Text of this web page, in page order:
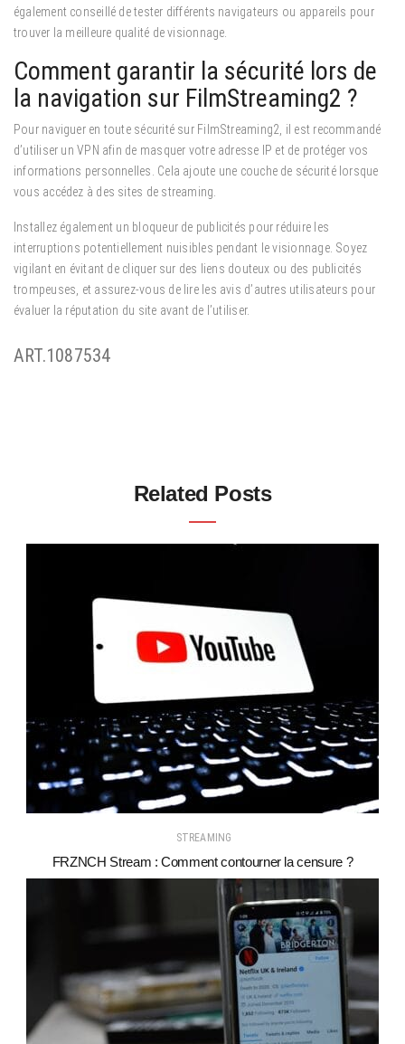
également conseillé de tester différents navigateurs ou appareils pour
trouver la meilleure qualité de visionnage.
Comment garantir la sécurité lors de
la navigation sur FilmStreaming2 ?
Pour naviguer en toute sécurité sur FilmStreaming2, il est recommandé
d’utiliser un VPN afin de masquer votre adresse IP et de protéger vos
informations personnelles. Cela ajoute une couche de sécurité lorsque
vous accédez à des sites de streaming.
Installez également un bloqueur de publicités pour réduire les
interruptions potentiellement nuisibles pendant le visionnage. Soyez
vigilant en évitant de cliquer sur des liens douteux ou des publicités
trompeuses, et assurez-vous de lire les avis d’autres utilisateurs pour
évaluer la réputation du site avant de l’utiliser.
ART.1087534
Related Posts
STREAMING
FRZNCH Stream : Comment contourner la censure ?